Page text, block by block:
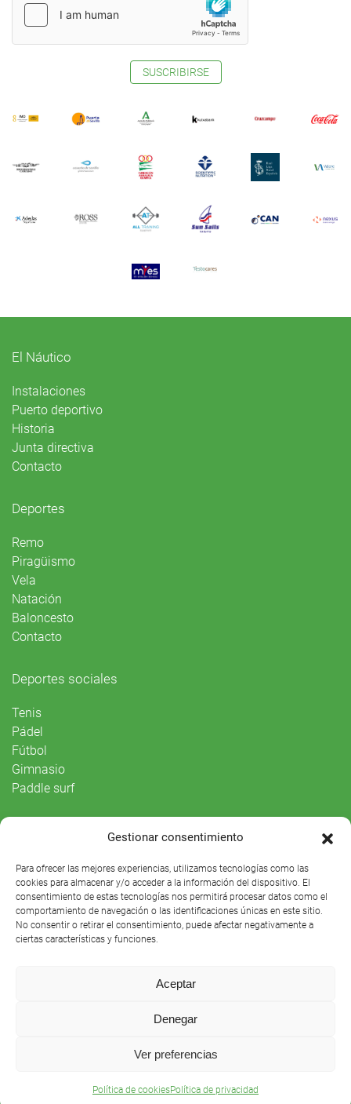
Gestionar consentimiento
Para ofrecer las mejores experiencias, utilizamos tecnologías como las
cookies para almacenar y/o acceder a la información del dispositivo. El
consentimiento de estas tecnologías nos permitirá procesar datos como el
comportamiento de navegación o las identificaciones únicas en este sitio.
No consentir o retirar el consentimiento, puede afectar negativamente a
ciertas características y funciones.
Aceptar
Denegar
Ver preferencias
Política de cookiesPolítica de privacidad
SUSCRIBIRSE
El Náutico
Instalaciones
Puerto deportivo
Historia
Junta directiva
Contacto
Deportes
Remo
Piragüismo
Vela
Natación
Baloncesto
Contacto
Deportes sociales
Tenis
Pádel
Fútbol
Gimnasio
Paddle surf
Agenda
Club Náutico Sevilla © 2021 |Aviso legal